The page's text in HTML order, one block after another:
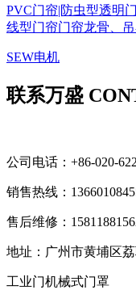
PVC门帘|防虫型透明
线型门帘门帘龙骨、
SEW电机
联系万盛
公司电话：+86-020-
销售热线：
售后维修：
地址：广州市黄埔区
工业门机械式门罩